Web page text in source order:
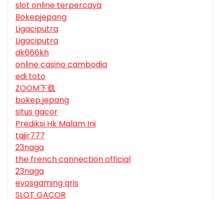
slot online terpercaya
Bokepjepang
Ligaciputra
Ligaciputra
dk666kh
online casino cambodia
edi toto
ZOOM下载
bokep jepang
situs gacor
Prediksi Hk Malam Ini
tajir777
23naga
the french connection official
23naga
evosgaming qris
SLOT GACOR